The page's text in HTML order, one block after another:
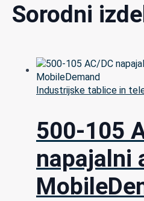
Sorodni
Industrijske tablice in
500-105
napajalni